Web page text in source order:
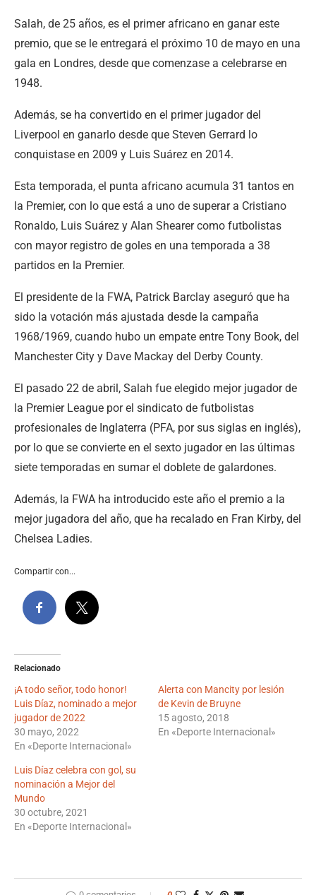
Salah, de 25 años, es el primer africano en ganar este
premio, que se le entregará el próximo 10 de mayo en una
gala en Londres, desde que comenzase a celebrarse en
1948.
Además, se ha convertido en el primer jugador del
Liverpool en ganarlo desde que Steven Gerrard lo
conquistase en 2009 y Luis Suárez en 2014.
Esta temporada, el punta africano acumula 31 tantos en
la Premier, con lo que está a uno de superar a Cristiano
Ronaldo, Luis Suárez y Alan Shearer como futbolistas
con mayor registro de goles en una temporada a 38
partidos en la Premier.
El presidente de la FWA, Patrick Barclay aseguró que ha
sido la votación más ajustada desde la campaña
1968/1969, cuando hubo un empate entre Tony Book, del
Manchester City y Dave Mackay del Derby County.
El pasado 22 de abril, Salah fue elegido mejor jugador de
la Premier League por el sindicato de futbolistas
profesionales de Inglaterra (PFA, por sus siglas en inglés),
por lo que se convierte en el sexto jugador en las últimas
siete temporadas en sumar el doblete de galardones.
Además, la FWA ha introducido este año el premio a la
mejor jugadora del año, que ha recalado en Fran Kirby, del
Chelsea Ladies.
Compartir con...
Relacionado
¡A todo señor, todo honor!
Luis Díaz, nominado a mejor
jugador de 2022
30 mayo, 2022
En «Deporte Internacional»
Alerta con Mancity por lesión
de Kevin de Bruyne
15 agosto, 2018
En «Deporte Internacional»
Luis Díaz celebra con gol, su
nominación a Mejor del
Mundo
30 octubre, 2021
En «Deporte Internacional»